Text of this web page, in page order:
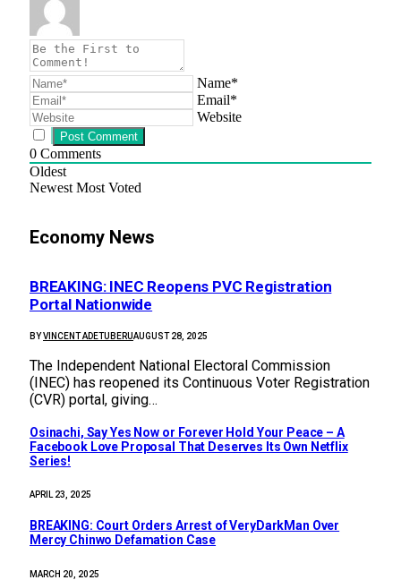
Name*
Email*
Website
0 Comments
Oldest
Newest Most Voted
Economy News
BREAKING: INEC Reopens PVC Registration
Portal Nationwide
BYVINCENT ADETUBERUAUGUST 28, 2025
The Independent National Electoral Commission
(INEC) has reopened its Continuous Voter Registration
(CVR) portal, giving…
Osinachi, Say Yes Now or Forever Hold Your Peace – A
Facebook Love Proposal That Deserves Its Own Netflix
Series!
APRIL 23, 2025
BREAKING: Court Orders Arrest of VeryDarkMan Over
Mercy Chinwo Defamation Case
MARCH 20, 2025